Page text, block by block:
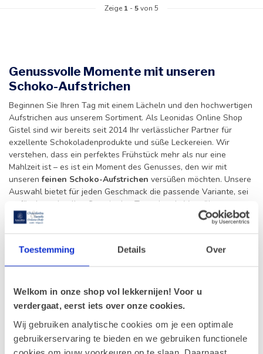
Toestemming Details Over
Welkom in onze shop vol lekkernijen! Voor u
verdergaat, eerst iets over onze cookies.
Wij gebruiken analytische cookies om je een optimale
gebruikerservaring te bieden en we gebruiken functionele
cookies om jouw voorkeuren op te slaan. Daarnaast
Zeige 1 -5von 5
Genussvolle Momente mit unseren
Schoko-Aufstrichen
Beginnen Sie Ihren Tag mit einem Lächeln und den hochwertigen
Aufstrichen aus unserem Sortiment. Als Leonidas Online Shop
Gistel sind wir bereits seit 2014 Ihr verlässlicher Partner für
exzellente Schokoladenprodukte und süße Leckereien. Wir
verstehen, dass ein perfektes Frühstück mehr als nur eine
Mahlzeit ist – es ist ein Moment des Genusses, den wir mit
unserenfeinen Schoko-Aufstrichen versüßen möchten. Unsere
Auswahl bietet für jeden Geschmack die passende Variante, sei
es für den schnellen Start in den Tag oder als Verwöhnmoment
am Wochenende.
Jeder Aufstrich überzeugt durch eine
cremige Texturund einen
intensiven Geschmack, der durch die Verwendung erlesener
bevorzugen oder eine Kombination mit nussigen Noten suchen, in
unserem Shop finden Sie genau das Richtige für Ihr Brot, Toast
oder Croissant. Zudem bieten wir eine Vielzahl weiterer
Schokoladentafelnan, die perfekt zu einem ausgiebigen
Frühstück passen.